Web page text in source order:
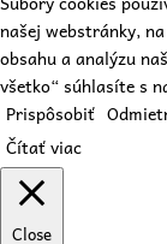
našej webstránky,
obsahu a analýzu
všetko“ súhlasíte s
Prispôsobiť
Čítať viac
Close